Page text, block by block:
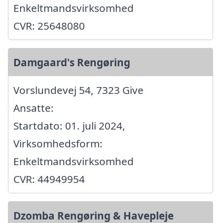
Enkeltmandsvirksomhed
CVR: 25648080
Damgaard's Rengøring
Vorslundevej 54, 7323 Give
Ansatte:
Startdato: 01. juli 2024,
Virksomhedsform:
Enkeltmandsvirksomhed
CVR: 44949954
Dzomba Rengøring & Havepleje